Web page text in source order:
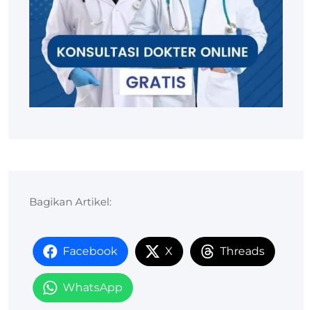
Bagikan Artikel:
Facebook X Threads
WhatsApp